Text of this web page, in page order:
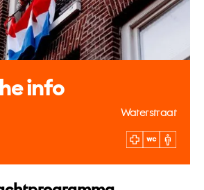
info
Waterstraat